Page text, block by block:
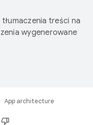
treści na
wygenerowane
App architecture